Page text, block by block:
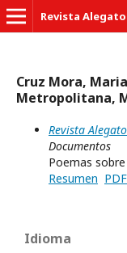
Revista
Cruz Mora,
Metropolitana,
Revista
Documentos
Poemas
Resumen PDF
Idioma